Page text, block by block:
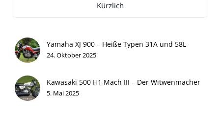
Kürzlich
Yamaha XJ 900 – Heiße Typen 31A und 58L
24. Oktober 2025
Kawasaki 500 H1 Mach III – Der Witwenmacher
5. Mai 2025